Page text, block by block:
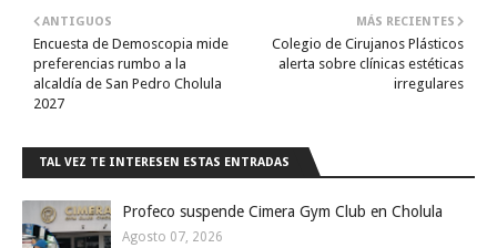
MÁS RECIENTES
Colegio de Cirujanos Plásticos
alerta sobre clínicas estéticas
irregulares
ANTIGUOS
Encuesta de Demoscopia mide
preferencias rumbo a la
alcaldía de San Pedro Cholula
2027
TAL VEZ TE INTERESEN ESTAS ENTRADAS
Profeco suspende Cimera Gym Club en Cholula
Agosto 07, 2026